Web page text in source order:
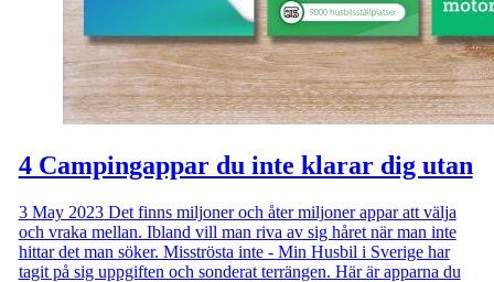
4 Campingappar du inte klarar dig utan
3 May 2023Det finns miljoner och åter miljoner appar att välja
och vraka mellan. Ibland vill man riva av sig håret när man inte
hittar det man söker. Misströsta inte - Min Husbil i Sverige har
tagit på sig uppgiften och sonderat terrängen. Här är apparna du